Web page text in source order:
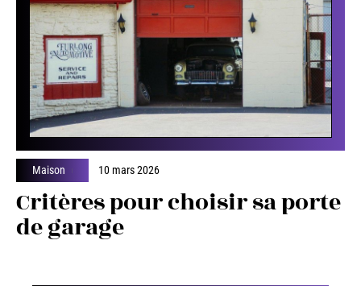
Maison 10 mars 2026
Critères pour choisir sa porte
de garage